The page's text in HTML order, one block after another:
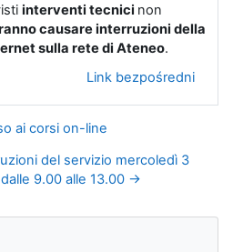
interventi tecnici non
causare interruzioni della
sulla rete di Ateneo.
Link bezpośredni
ai corsi on-line
del servizio mercoledì 3
9.00 alle 13.00 →